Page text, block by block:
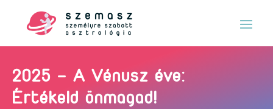
2025 – A Vénusz éve:
Értékeld önmagad!